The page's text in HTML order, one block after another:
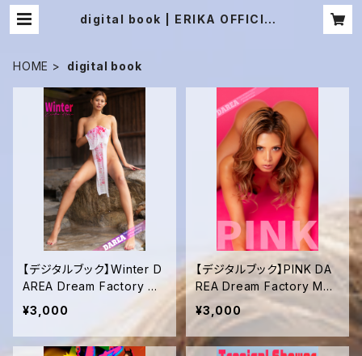
digital book | ERIKA OFFICIAL
HOME digital book
【デジタルブック】Winter D
AREA Dream Factory Ma
gazine
¥3,000
【デジタルブック】PINK DA
REA Dream Factory Mag
azine
¥3,000